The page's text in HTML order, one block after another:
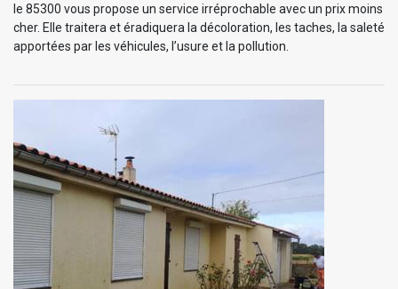
le 85300 vous propose un service irréprochable avec un prix moins
cher. Elle traitera et éradiquera la décoloration, les taches, la saleté
apportées par les véhicules, l’usure et la pollution.